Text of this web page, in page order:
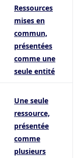
Ressources
mises en
commun,
présentées
comme une
seule entité
Une seule
ressource,
présentée
comme
plusieurs